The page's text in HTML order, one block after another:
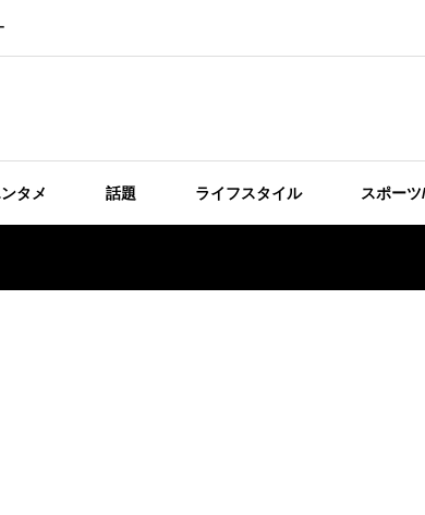
タメ 話題 ライフスタイル スポー